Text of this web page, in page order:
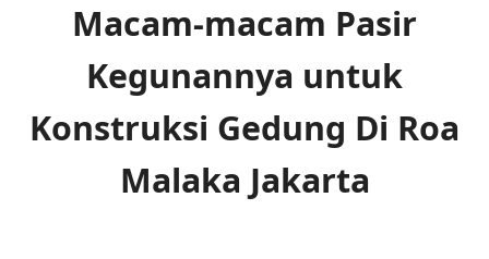
Macam-macam Pasir
Kegunannya untuk
Konstruksi Gedung Di Roa
Malaka Jakarta